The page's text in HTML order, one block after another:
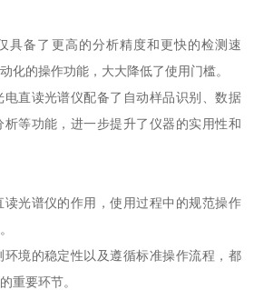
具备了更高的分析精度和更快的检测速
化的操作功能，大大降低了使用门槛。
直读光谱仪配备了自动样品识别、数据
等功能，进一步提升了仪器的实用性和
光谱仪的作用，使用过程中的规范操作
境的稳定性以及遵循标准操作流程，都
重要环节。